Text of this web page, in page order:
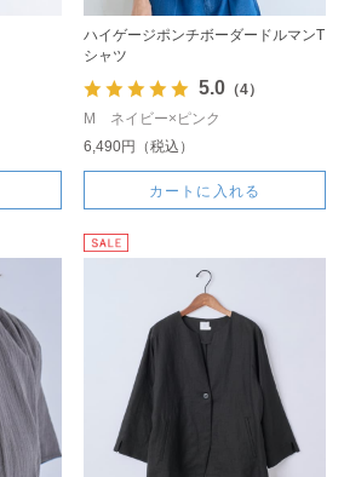
ハイゲージポンチボーダードルマンT
シャツ
5.0（4）
M ネイビー×ピンク
6,490円（税込）
カートに入れる